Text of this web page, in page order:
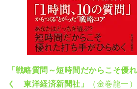
「戦略質問～短時間だからこそ優
く 東洋経済新聞社」
（金巻龍一）